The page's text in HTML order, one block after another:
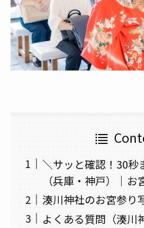
＼サッと確認！30秒
（兵庫・神戸）｜お
湊川神社のお宮参り
よくある質問（湊川